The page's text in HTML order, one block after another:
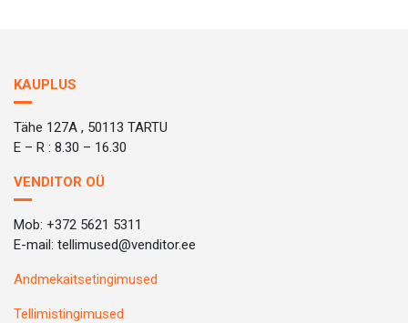
KAUPLUS
Tähe 127A , 50113 TARTU
E – R : 8.30 – 16.30
VENDITOR OÜ
Mob: +372 5621 5311
E-mail: tellimused@venditor.ee
Andmekaitsetingimused
Tellimistingimused